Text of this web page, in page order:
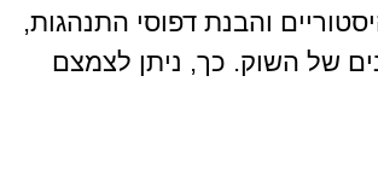
והבנת דפוסי התנהגות,
של השוק. כך, ניתן לצמצם